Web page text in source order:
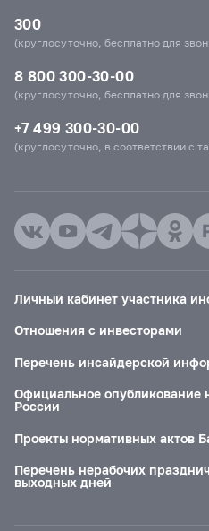
300
(круглосуточно, бесплатно для
8 800 300-30-00
(круглосуточно, бесплатно для
+7 499 300-30-00
(круглосуточно, в соответствии с
Личный кабинет участника
Отношения с инвесторами
Перечень инсайдерской
Официальное опубликование
России
Проекты нормативных актов
Перечень нерабочих
выходных дней